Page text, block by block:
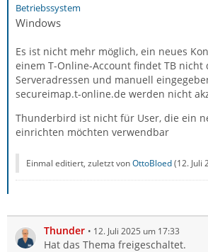
Betriebssystem
Windows
Es ist nicht mehr möglich, ein neues
einem T-Online-Account findet TB nicht
Serveradressen und manuell
secureimap.t-online.de werden nicht
Thunderbird ist nicht für User, die ein
einrichten möchten verwendbar
Einmal editiert, zuletzt vonOttoBloed(12. Juli
Thunder 12. Juli 2025 um 17:33
Hat das Thema freigeschaltet.